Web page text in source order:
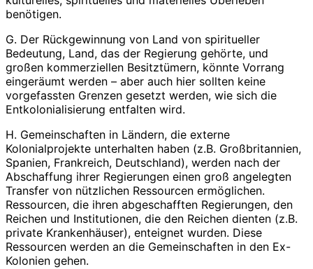
benötigen.
G. Der Rückgewinnung von Land von spiritueller
Bedeutung, Land, das der Regierung gehörte, und
großen kommerziellen Besitztümern, könnte Vorrang
eingeräumt werden – aber auch hier sollten keine
vorgefassten Grenzen gesetzt werden, wie sich die
Entkolonialisierung entfalten wird.
H. Gemeinschaften in Ländern, die externe
Kolonialprojekte unterhalten haben (z.B. Großbritannien,
Spanien, Frankreich, Deutschland), werden nach der
Abschaffung ihrer Regierungen einen groß angelegten
Transfer von nützlichen Ressourcen ermöglichen.
Ressourcen, die ihren abgeschafften Regierungen, den
Reichen und Institutionen, die den Reichen dienten (z.B.
private Krankenhäuser), enteignet wurden. Diese
Ressourcen werden an die Gemeinschaften in den Ex-
Kolonien gehen.